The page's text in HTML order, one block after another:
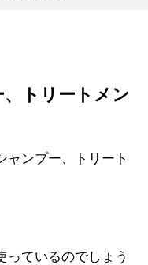
トリートメン
ャンプー、トリート
っているのでしょう